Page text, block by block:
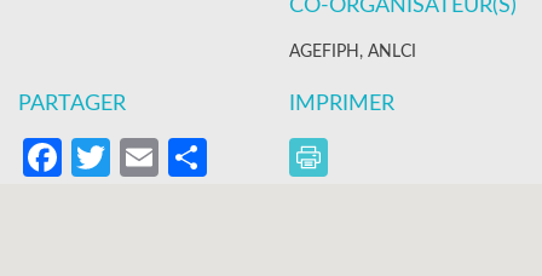
CO-ORGANISATEUR(S)
AGEFIPH, ANLCI
PARTAGER
Facebook
Twitter
EmailPartager
IMPRIMER